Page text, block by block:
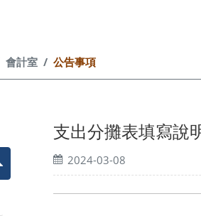
會計室 公告事項
支出分攤表填寫說
2024-03-08